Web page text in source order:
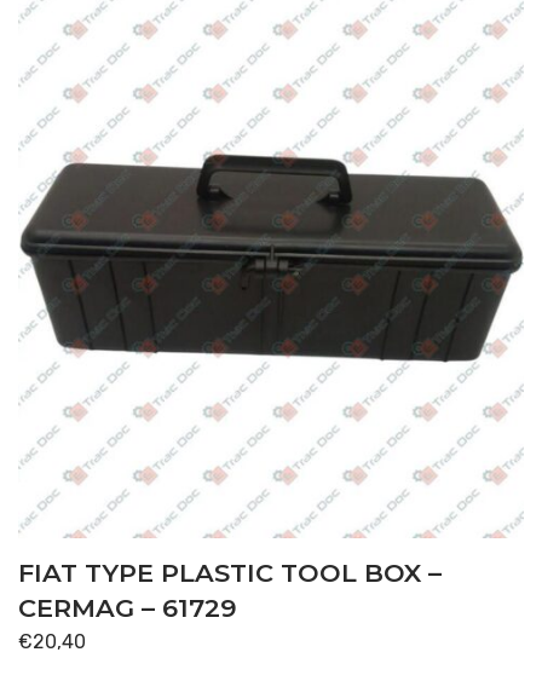
FIAT TYPE PLASTIC TOOL BOX –
CERMAG – 61729
€20,40